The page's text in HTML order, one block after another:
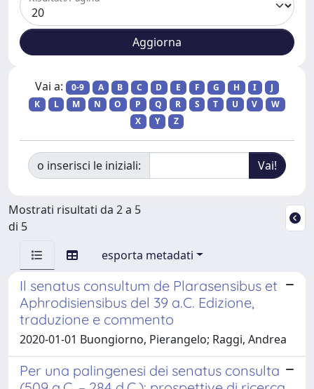
Vai a: 0-9 A B C D E F G H I
J
K
L M N O P Q R S T U V
W
X
Y Z
o inserisci le iniziali:
Mostrati risultati da 2 a 5
di 5
esporta metadati
Il senatus consultum de Plarasensibus et
Aphrodisiensibus del 39 a.C. Edizione,
traduzione e commento
2020-01-01 Buongiorno, Pierangelo; Raggi, Andrea
Per una palingenesi dei senatus consulta